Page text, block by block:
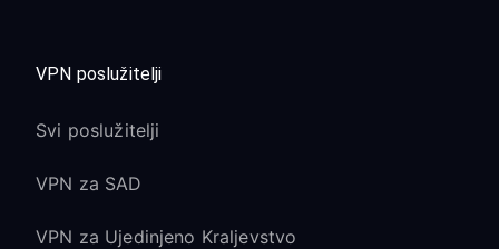
VPN poslužitelji
Svi poslužitelji
VPN za SAD
VPN za Ujedinjeno Kraljevstvo